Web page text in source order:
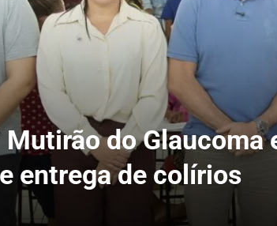
do Glaucoma
entrega de colírios